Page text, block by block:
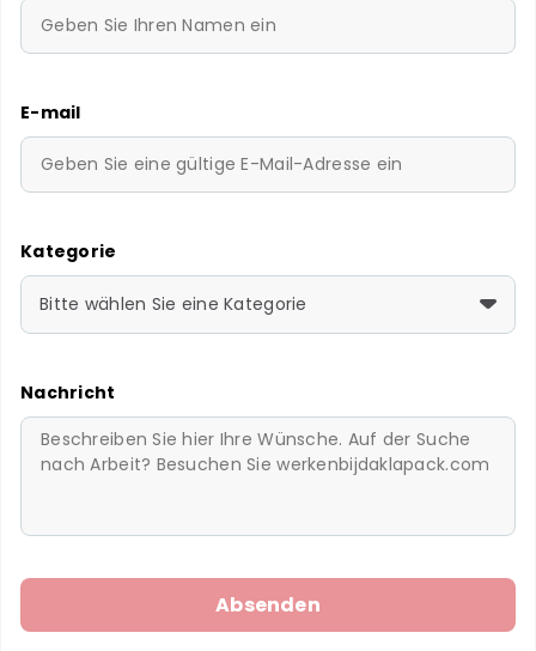
E-mail
Kategorie
Bitte wählen Sie eine Kategorie
Nachricht